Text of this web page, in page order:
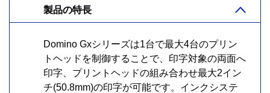
製品の特長
Domino Gxシリーズは1台で最大4台のプリン
トヘッドを制御することで、印字対象の両面へ
印字、プリントヘッドの組み合わせ最大2イン
チ(50.8mm)の印字が可能です。インクシステ